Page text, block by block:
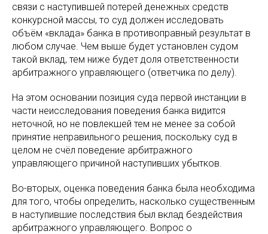
связи с наступившей потерей денежных средств
конкурсной массы, то суд должен исследовать
объём «вклада» банка в противоправный результат в
любом случае. Чем выше будет установлен судом
такой вклад, тем ниже будет доля ответственности
арбитражного управляющего (ответчика по делу).
На этом основании позиция суда первой инстанции в
части неисследования поведения банка видится
неточной, но не повлекшей тем не менее за собой
принятие неправильного решения, поскольку суд в
целом не счёл поведение арбитражного
управляющего причиной наступивших убытков.
Во-вторых, оценка поведения банка была необходима
для того, чтобы определить, насколько существенным
в наступившие последствия был вклад бездействия
арбитражного управляющего. Вопрос о